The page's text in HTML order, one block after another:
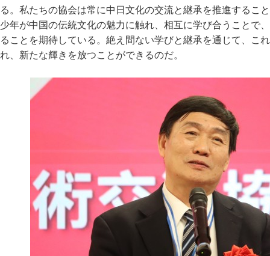
る。私たちの協会は常に中日文化の交流と継承を推進するこ
少年が中国の伝統文化の魅力に触れ、相互に学び合うことで
ることを期待している。絶え間ない学びと継承を通じて、こ
れ、新たな輝きを放つことができるのだ。